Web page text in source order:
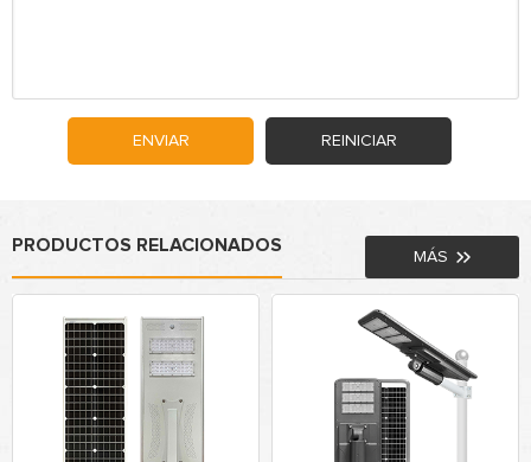
ENVIAR REINICIAR
PRODUCTOS RELACIONADOS
MÁS